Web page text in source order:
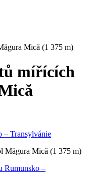
Mică (1 375 m)
mířících
– Transylvánie
Rumunsko –